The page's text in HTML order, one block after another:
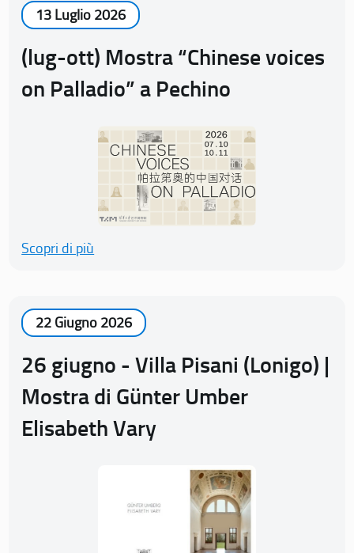
13 Luglio 2026
(lug-ott) Mostra “Chinese voices
on Palladio” a Pechino
Scopri di più
22 Giugno 2026
26 giugno - Villa Pisani (Lonigo) |
Mostra di Günter Umber
Elisabeth Vary